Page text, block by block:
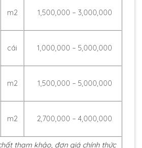
m2 1,500,000 – 3,000,000
cái 1,000,000 – 5,000,000
m2 1,500,000 – 5,000,000
m2 2,700,000 – 4,000,000
tham khảo, đơn giá chính thức